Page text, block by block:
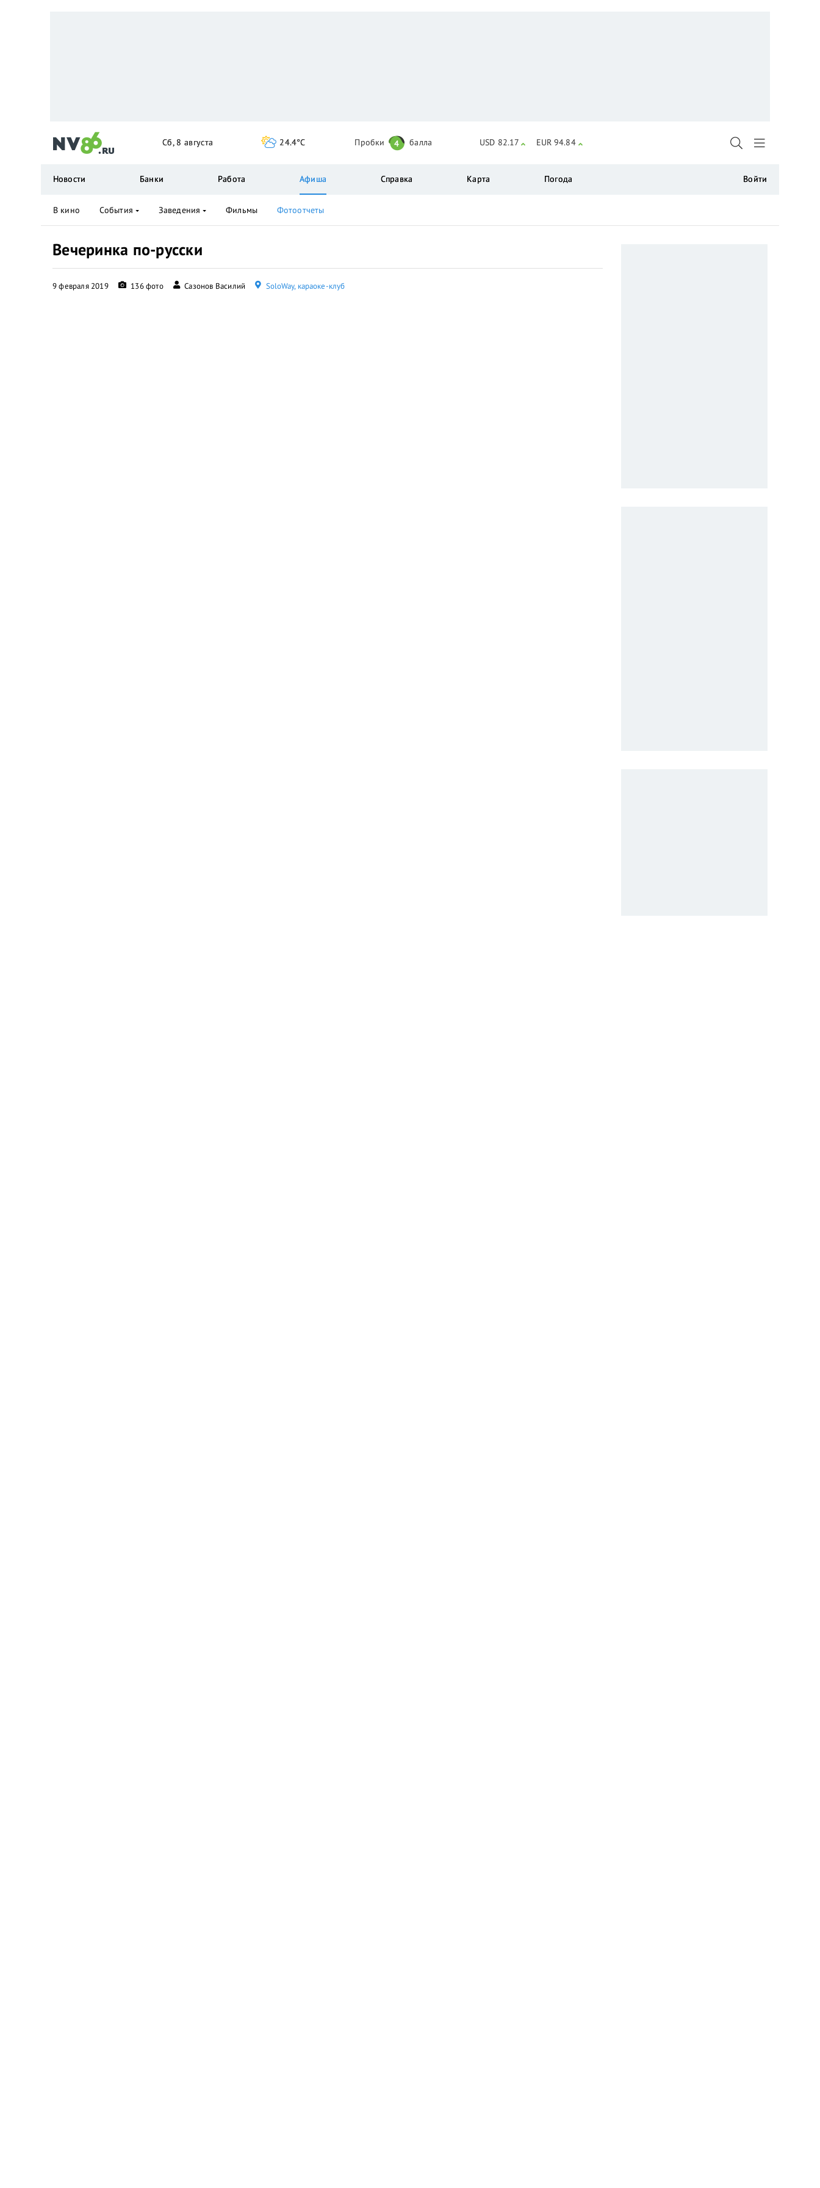
Вечеринка по-русски
9 февраля 2019 136 фото Сазонов Василий SoloWay, караоке-клуб
Сб, 8 августа 24.4°C Пробки 4 балла USD 82.17 EUR 94.84
Новости Банки Работа Афиша Справка Карта Погода Войти
В кино События Заведения Фильмы Фотоотчеты